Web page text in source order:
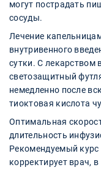
могут пострадать
сосуды.
Лечение
внутривенного
сутки. С лекарством
светозащитный
немедленно после
тиоктовая кислота
Оптимальная
длительность
Рекомендуемый курс
корректирует врач,